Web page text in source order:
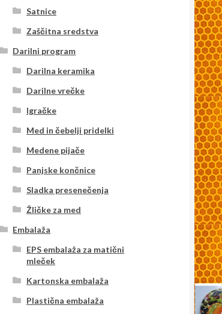
Satnice
Zaščitna sredstva
Darilni program
Darilna keramika
Darilne vrečke
Igračke
Med in čebelji pridelki
Medene pijače
Panjske končnice
Sladka presenečenja
Žličke za med
Embalaža
EPS embalaža za matični
mleček
Kartonska embalaža
Plastična embalaža